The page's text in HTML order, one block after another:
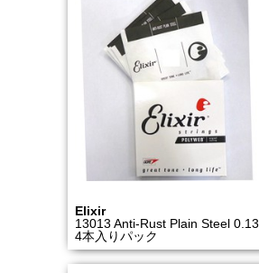
Elixir
13013 Anti-Rust Plain Steel 0.13
4本入りパック